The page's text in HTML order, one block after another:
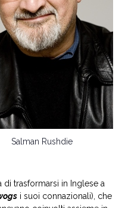
Salman Rushdie
trasformarsi in Inglese a
i suoi connazionali), che